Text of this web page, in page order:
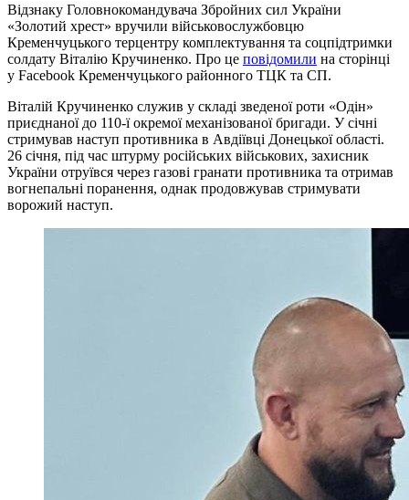
Відзнаку Головнокомандувача Збройних сил України
«Золотий хрест» вручили військовослужбовцю
Кременчуцького терцентру комплектування та соцпідтримки
солдату Віталію Кручиненко. Про це повідомили на сторінці
у Facebook Кременчуцького районного ТЦК та СП.
Віталій Кручиненко служив у складі зведеної роти «Одін»
приєднаної до 110-ї окремої механізованої бригади. У січні
стримував наступ противника в Авдіївці Донецької області.
26 січня, під час штурму російських військових, захисник
України отруївся через газові гранати противника та отримав
вогнепальні поранення, однак продовжував стримувати
ворожий наступ.